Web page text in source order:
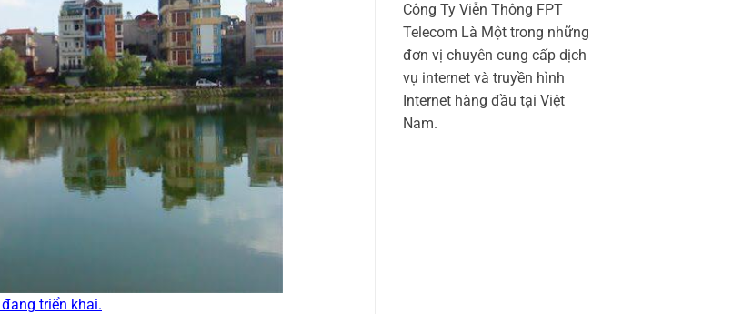
đang triển khai.
Công Ty Viễn Thông FPT
Telecom Là Một trong những
đơn vị chuyên cung cấp dịch
vụ internet và truyền hình
Internet hàng đầu tại Việt
Nam.